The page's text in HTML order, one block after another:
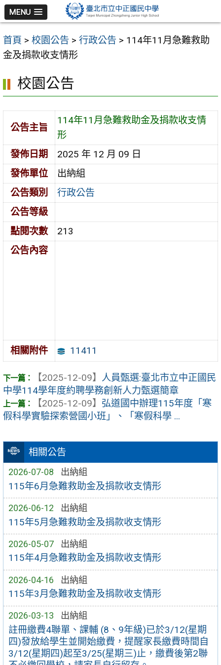
跳
至
主
要
容
區
MENU
首頁 > 校園公告 > 行政公告 > 114年11月急難救助
金及捐款收支情形
相關公告
2026-07-08 出納組
115年6月急難救助金及捐款收支情形
2026-06-12 出納組
115年5月急難救助金及捐款收支情形
2026-05-07 出納組
115年4月急難救助金及捐款收支情形
2026-04-16 出納組
115年3月急難救助金及捐款收支情形
2026-03-13 出納組
註冊繳費4聯單、課輔 (8、9年級)已於3/12(星期
四)發放給學生並開始繳費，提醒家長繳費時間自
3/12(星期四)起至3/25(星期三)止，繳費後第2聯
校園公告
公告主旨
114年11月急難救助金及捐款收支情
形
發佈日期
2025 年 12 月 09 日
發佈單位
出納組
公告類別
行政公告
公告等級
點閱次數
213
公告內容
相關附件 11411
【2025-12-09】 人員甄選:臺北市立中正國民
中學114學年度約聘學務創新人力甄選簡章
【2025-12-09】 弘道國中辦理115年度「寒
假科學實驗探索營國小班」、「寒假科學 ...